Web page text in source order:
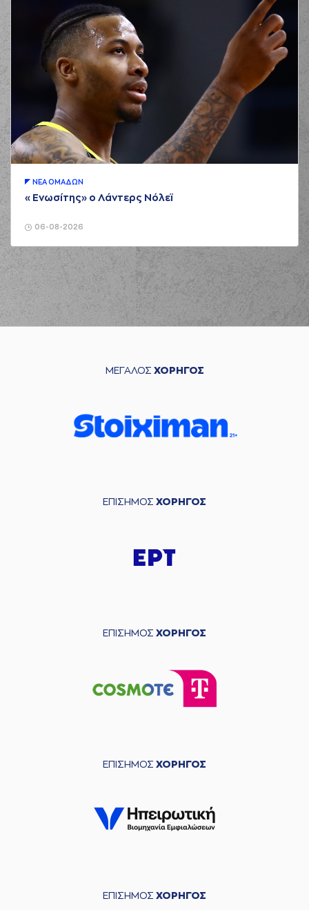
06-08-2026
ΝΕA ΟΜAΔΩΝ
«Ενωσίτης» ο Λάντερς Νόλεϊ
ΜΕΓΑΛΟΣ ΧΟΡΗΓΟΣ
ΕΠΙΣΗΜΟΣ ΧΟΡΗΓΟΣ
ΕΠΙΣΗΜΟΣ ΧΟΡΗΓΟΣ
ΕΠΙΣΗΜΟΣ ΧΟΡΗΓΟΣ
ΕΠΙΣΗΜΟΣ ΧΟΡΗΓΟΣ